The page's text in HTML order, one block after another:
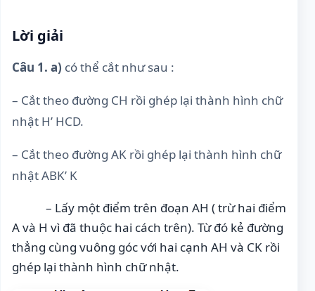
Lời giải
Câu 1. a) có thể cắt như sau :
– Cắt theo đường CH rồi ghép lại thành hình chữ
nhật H’ HCD.
– Cắt theo đường AK rồi ghép lại thành hình chữ
nhật ABK’ K
– Lấy một điểm trên đoạn AH ( trừ hai điểm
A và H vì đã thuộc hai cách trên). Từ đó kẻ đường
thẳng cùng vuông góc với hai cạnh AH và CK rồi
ghép lại thành hình chữ nhật.